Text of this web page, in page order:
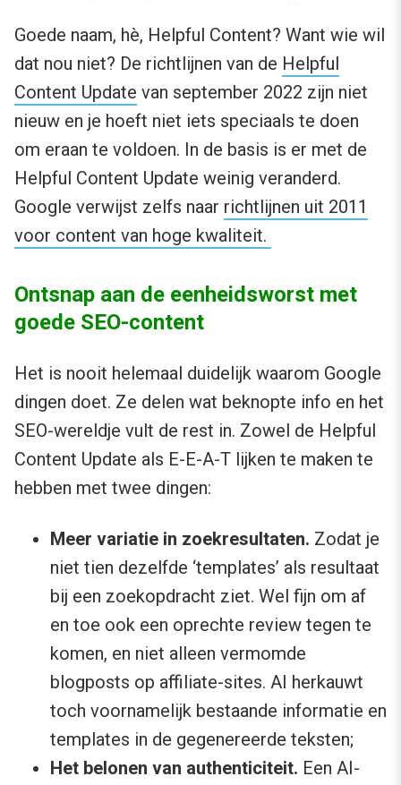
Goede naam, hè, Helpful Content? Want wie wil
dat nou niet? De richtlijnen van de Helpful
Content Update van september 2022 zijn niet
nieuw en je hoeft niet iets speciaals te doen
om eraan te voldoen. In de basis is er met de
Helpful Content Update weinig veranderd.
Google verwijst zelfs naar richtlijnen uit 2011
voor content van hoge kwaliteit.
Ontsnap aan de eenheidsworst met
goede SEO-content
Het is nooit helemaal duidelijk waarom Google
dingen doet. Ze delen wat beknopte info en het
SEO-wereldje vult de rest in. Zowel de Helpful
Content Update als E-E-A-T lijken te maken te
hebben met twee dingen:
Meer variatie in zoekresultaten. Zodat je
niet tien dezelfde ‘templates’ als resultaat
bij een zoekopdracht ziet. Wel fijn om af
en toe ook een oprechte review tegen te
komen, en niet alleen vermomde
blogposts op affiliate-sites. AI herkauwt
toch voornamelijk bestaande informatie en
templates in de gegenereerde teksten;
Het belonen van authenticiteit. Een AI-